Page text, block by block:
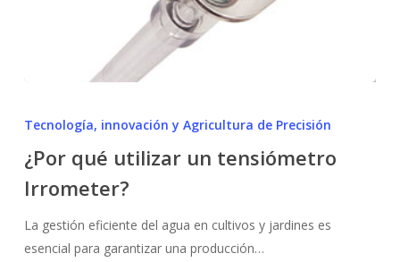
un
tensiómetro
Tecnología, innovación y Agricultura de Precisión
¿Por qué utilizar un tensiómetro
Irrometer?
La gestión eficiente del agua en cultivos y jardines es
esencial para garantizar una producción…